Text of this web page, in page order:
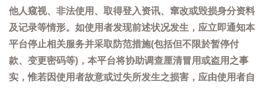
他人窥视、非法使用、取得登入资讯、窜改或毁损身分资料
及记录等情形。如使用者发现前述状况发生，应立即通知本
平台停止相关服务并采取防范措施(包括但不限於暂停付
款、变更密码等)，本平台将协助调查厘清冒用或盗用之事
实，惟若因使用者故意或过失所发生之损害，应由使用者自